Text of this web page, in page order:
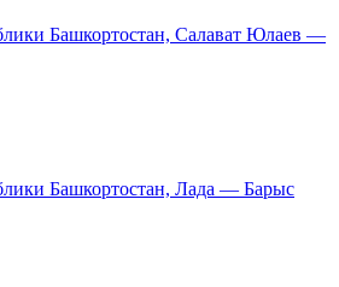
Башкортостан, Салават Юлаев —
Башкортостан, Лада — Барыс